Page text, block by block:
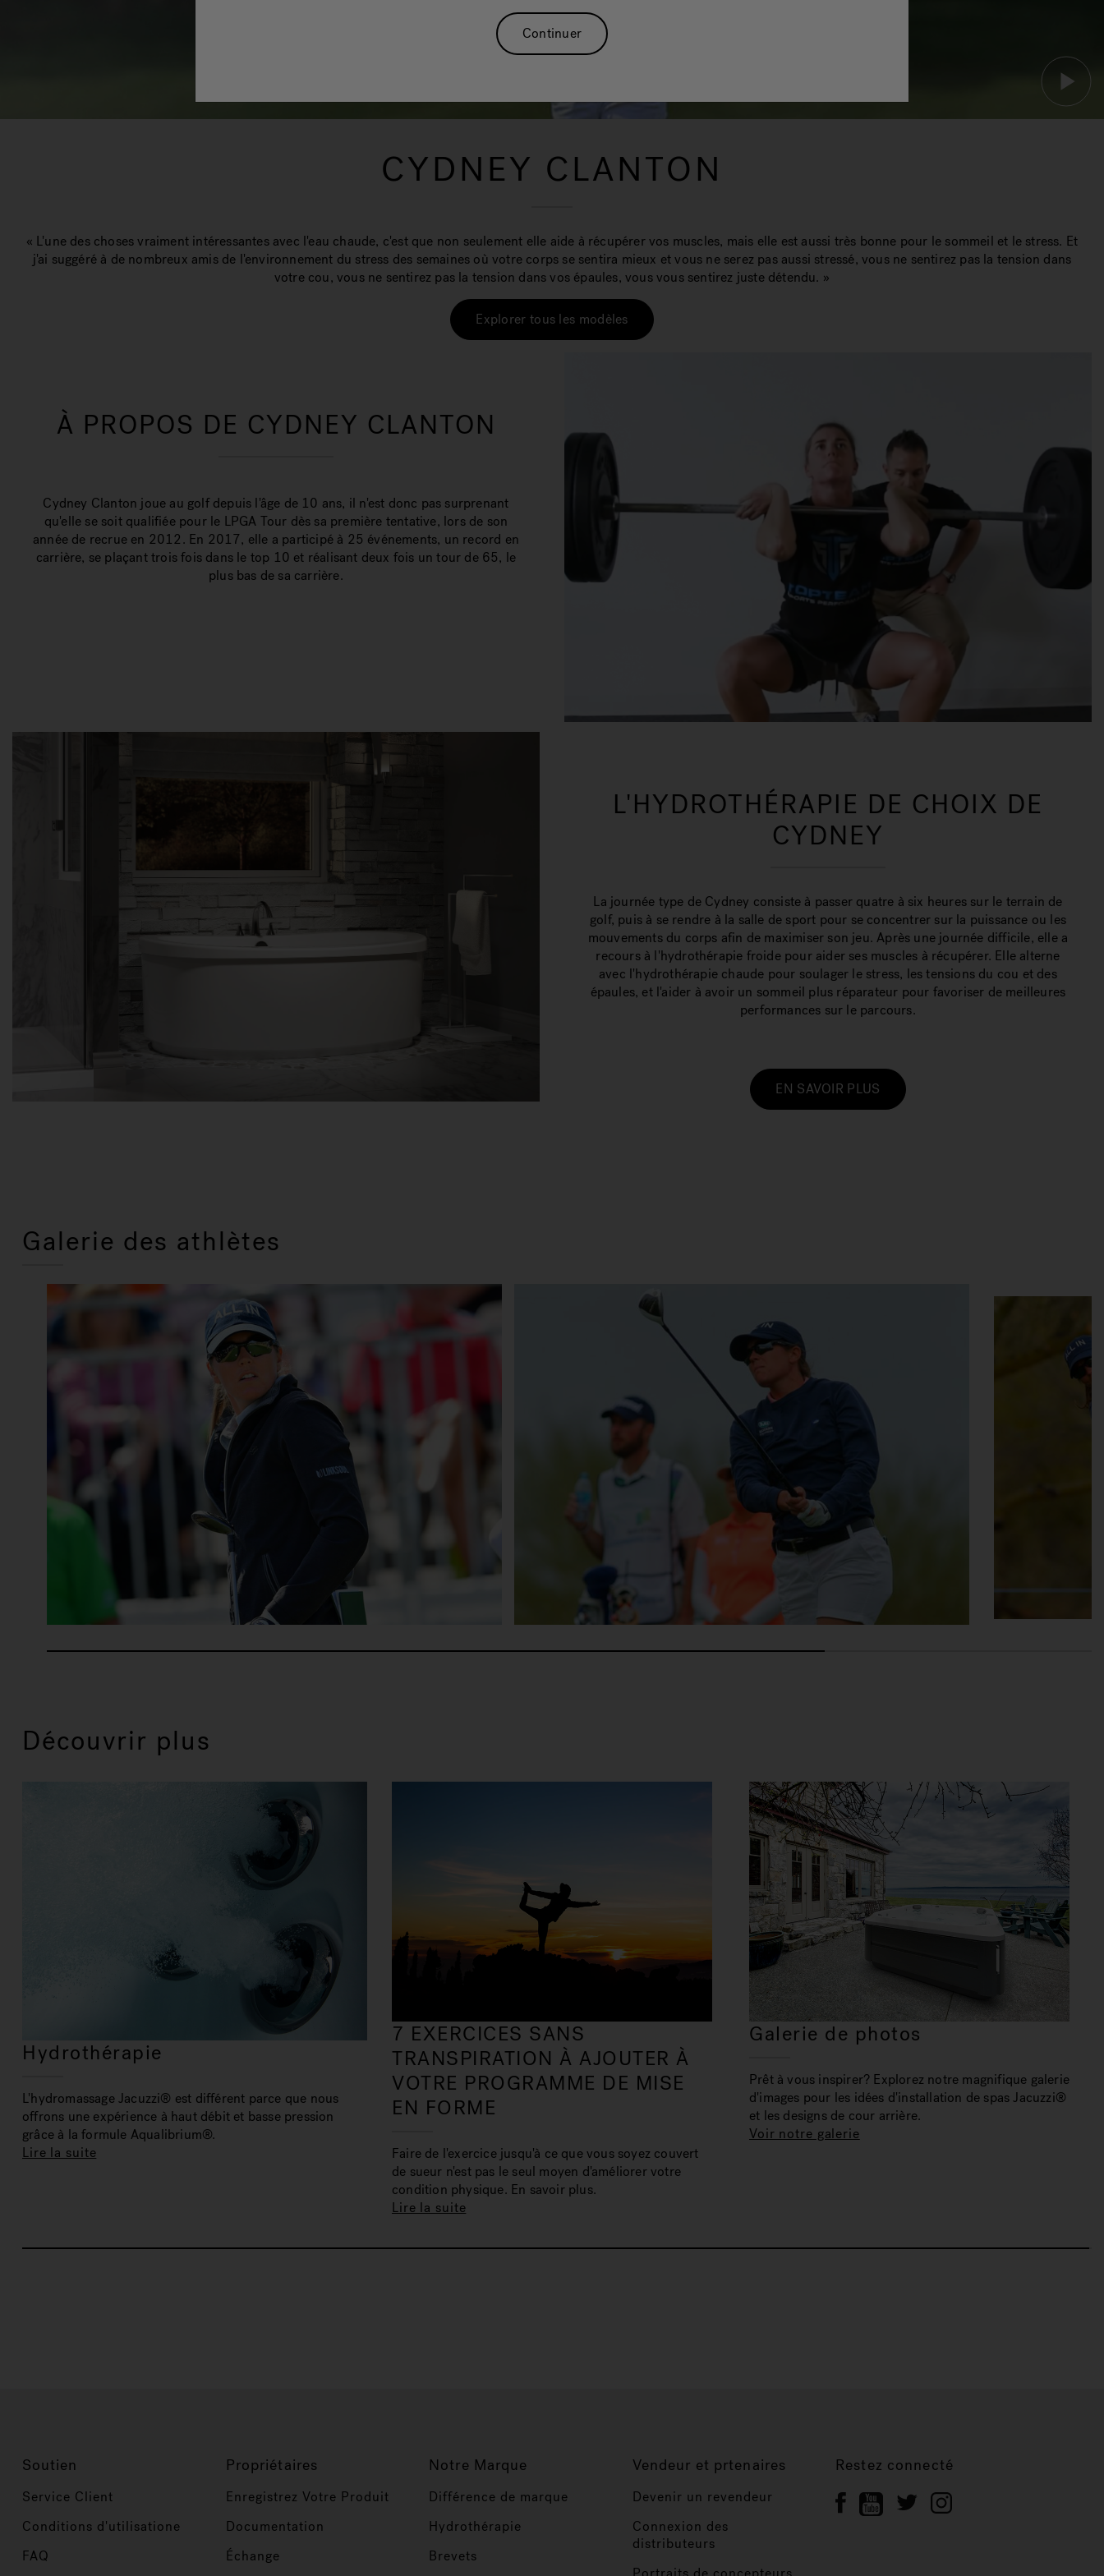
CYDNEY CLANTON
« L'une des choses vraiment intéressantes avec l'eau chaude, c'est que non seulement elle aide à récupérer vos muscles, mais elle est aussi très bonne pour le sommeil et le stress. Et
j'ai suggéré à de nombreux amis de l'environnement du stress des semaines où votre corps se sentira mieux et vous ne serez pas aussi stressé, vous ne sentirez pas la tension dans
votre cou, vous ne sentirez pas la tension dans vos épaules, vous vous sentirez juste détendu. »
Explorer tous les modèles
À PROPOS DE CYDNEY CLANTON
Cydney Clanton joue au golf depuis l'âge de 10 ans, il n'est donc pas surprenant
qu'elle se soit qualifiée pour le LPGA Tour dès sa première tentative, lors de son
année de recrue en 2012. En 2017, elle a participé à 25 événements, un record en
carrière, se plaçant trois fois dans le top 10 et réalisant deux fois un tour de 65, le
plus bas de sa carrière.
L'HYDROTHÉRAPIE DE CHOIX DE
CYDNEY
La journée type de Cydney consiste à passer quatre à six heures sur le terrain de
golf, puis à se rendre à la salle de sport pour se concentrer sur la puissance ou les
mouvements du corps afin de maximiser son jeu. Après une journée difficile, elle a
recours à l'hydrothérapie froide pour aider ses muscles à récupérer. Elle alterne
avec l'hydrothérapie chaude pour soulager le stress, les tensions du cou et des
épaules, et l'aider à avoir un sommeil plus réparateur pour favoriser de meilleures
performances sur le parcours.
EN SAVOIR PLUS
Galerie des athlètes
Découvrir plus
Hydrothérapie
L'hydromassage Jacuzzi® est différent parce que nous
offrons une expérience à haut débit et basse pression
grâce à la formule Aqualibrium®.
Lire la suite
7 EXERCICES SANS
TRANSPIRATION À AJOUTER À
VOTRE PROGRAMME DE MISE
EN FORME
Faire de l'exercice jusqu'à ce que vous soyez couvert
de sueur n'est pas le seul moyen d'améliorer votre
condition physique. En savoir plus.
Lire la suite
Galerie de photos
Prêt à vous inspirer? Explorez notre magnifique galerie
d'images pour les idées d'installation de spas Jacuzzi®
et les designs de cour arrière.
Voir notre galerie
Soutien
Service Client
Conditions d'utilisatione
FAQ
Propriétaires
Enregistrez Votre Produit
Documentation
Échange
Notre Marque
Différence de marque
Hydrothérapie
Brevets
Vendeur et prtenaires
Devenir un revendeur
Connexion des
distributeurs
Restez connecté
Continuer